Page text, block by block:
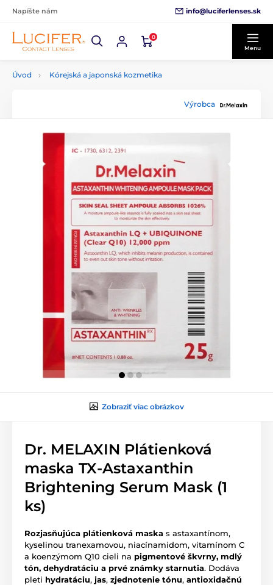
Napíšte nám info@luciferlenses.sk
0
Menu
Úvod Kórejská a japonská kozmetika
Výrobca
Zobraziť viac obrázkov
Dr. MELAXIN Plátienková
maska TX-Astaxanthin
Brightening Serum Mask (1
ks)
Rozjasňujúca plátienková maska s astaxantínom,
kyselinou tranexamovou, niacínamidom, vitamínom C
a koenzýmom Q10 cieli na pigmentové škvrny, mdlý
tón, dehydratáciu a prvé známky starnutia. Dodáva
pleti hydratáciu, jas, zjednotenie tónu, antioxidačnú